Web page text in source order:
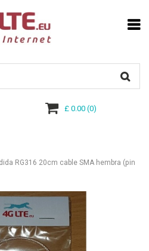
£ 0.00(0)
RG316 20cm cable SMA hembra (pin